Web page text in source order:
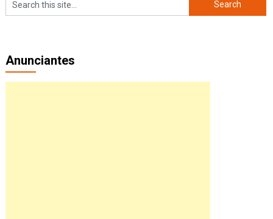
Anunciantes